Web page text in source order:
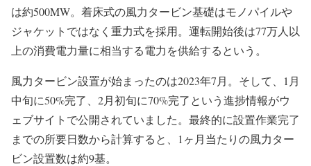
は約500MW。着床式の風力タービン基礎はモノパイルや
ジャケットではなく重力式を採用。運転開始後は77万人以
上の消費電力量に相当する電力を供給するという。
風力タービン設置が始まったのは2023年7月。そして、1月
中旬に50%完了、2月初旬に70%完了という進捗情報がウ
ェブサイトで公開されていました。最終的に設置作業完了
までの所要日数から計算すると、1ヶ月当たりの風力ター
ビン設置数は約9基。